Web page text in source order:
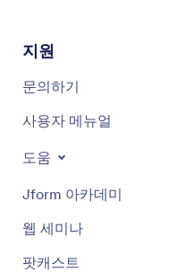
지원
문의하기
사용자 메뉴얼
도움
Jform 아카데미
웹 세미나
팟캐스트